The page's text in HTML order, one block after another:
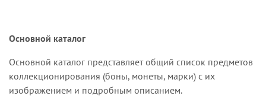
Основной каталог
Основной каталог представляет общий список предметов
коллекционирования (боны, монеты, марки) с их
изображением и подробным описанием.